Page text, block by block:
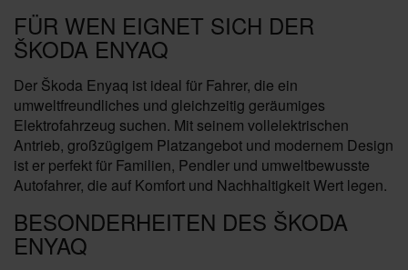
FÜR WEN EIGNET SICH DER
ŠKODA ENYAQ
Der Škoda Enyaq ist ideal für Fahrer, die ein
umweltfreundliches und gleichzeitig geräumiges
Elektrofahrzeug suchen. Mit seinem vollelektrischen
Antrieb, großzügigem Platzangebot und modernem Design
ist er perfekt für Familien, Pendler und umweltbewusste
Autofahrer, die auf Komfort und Nachhaltigkeit Wert legen.
BESONDERHEITEN DES ŠKODA
ENYAQ